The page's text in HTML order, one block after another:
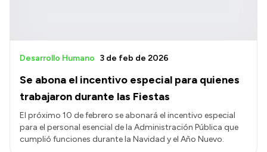
Se abona el incentivo especial para quienes
trabajaron durante las Fiestas
Desarrollo Humano 3 de feb de 2026
El próximo 10 de febrero se abonará el incentivo especial
para el personal esencial de la Administración Pública que
cumplió funciones durante la Navidad y el Año Nuevo.